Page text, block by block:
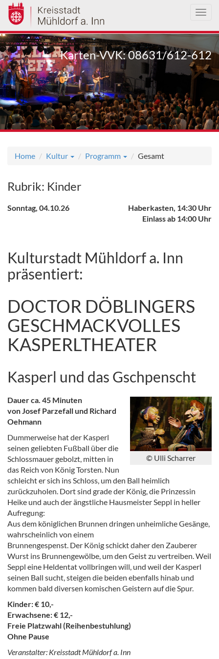
Direkt
zum
Inhalt
Karten-VVK: 08631/612-612
Home Kultur Programm Gesamt
Rubrik: Kinder
Haberkasten, 14:30 Uhr
Einlass ab 14:00 Uhr
Sonntag, 04.10.26
Kulturstadt Mühldorf a. Inn
präsentiert:
DOCTOR DÖBLINGERS
GESCHMACKVOLLES
KASPERLTHEATER
Kasperl und das Gschpenscht
© Ulli Scharrer
Dauer ca. 45 Minuten
von Josef Parzefall und Richard
Oehmann
Dummerweise hat der Kasperl
seinen geliebten Fußball über die
Schlossmauer gebolzt, mitten in
das Reich von König Torsten. Nun
schleicht er sich ins Schloss, um den Ball heimlich
zurückzuholen. Dort sind grade der König, die Prinzessin
Heike und auch der ängstliche Hausmeister Seppl in heller
Aufregung:
Aus dem königlichen Brunnen dringen unheimliche Gesänge,
wahrscheinlich von einem
Brunnengespenst. Der König schickt daher den Zauberer
Wurst ins Brunnengewölbe, um den Geist zu vertreiben. Weil
Seppl eine Heldentat vollbringen will, und weil der Kasperl
seinen Ball sucht, steigen die beiden ebenfalls hinab und
kommen bald diversen komischen Geistern auf die Spur.
Kinder: € 10,-
Erwachsene: € 12,-
Freie Platzwahl (Reihenbestuhlung)
Ohne Pause
Veranstalter: Kreisstadt Mühldorf a. Inn